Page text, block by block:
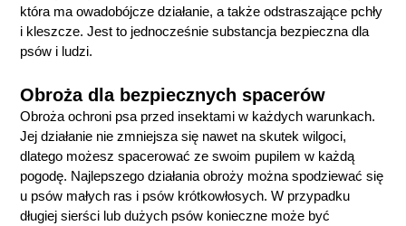
która ma owadobójcze działanie, a także odstraszające pchły
i kleszcze. Jest to jednocześnie substancja bezpieczna dla
psów i ludzi.
Obroża dla bezpiecznych spacerów
Obroża ochroni psa przed insektami w każdych warunkach.
Jej działanie nie zmniejsza się nawet na skutek wilgoci,
dlatego możesz spacerować ze swoim pupilem w każdą
pogodę. Najlepszego działania obroży można spodziewać się
u psów małych ras i psów krótkowłosych. W przypadku
długiej sierści lub dużych psów konieczne może być